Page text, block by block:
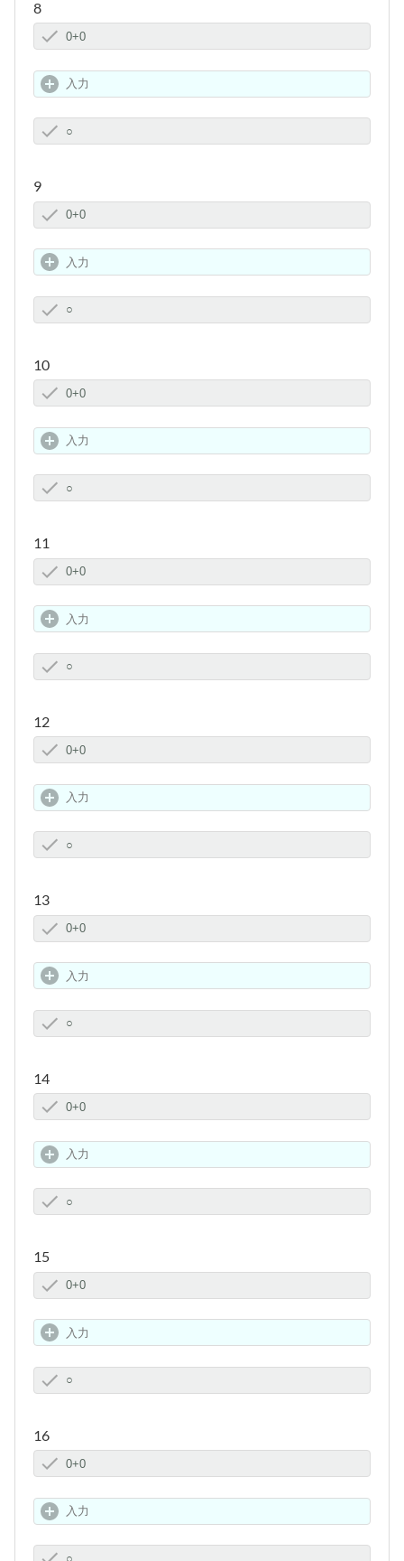
8
9
10
11
12
13
14
15
16